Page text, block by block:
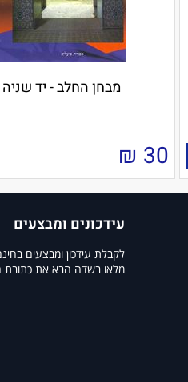
מבחן החלב - יד שניה
30
₪
עידכונים ומבצעים
לקבלת עידכון ומבצעים
מלאו בשדה הבא את כתובת